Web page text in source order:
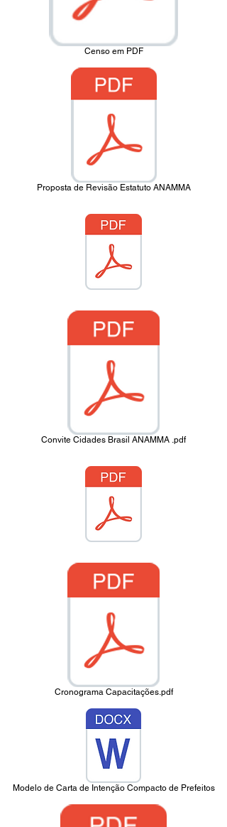
Censo em PDF
Proposta de Revisão Estatuto ANAMMA
Convite Cidades Brasil ANAMMA .pdf
Cronograma Capacitações.pdf
Modelo de Carta de Intenção Compacto de Prefeitos